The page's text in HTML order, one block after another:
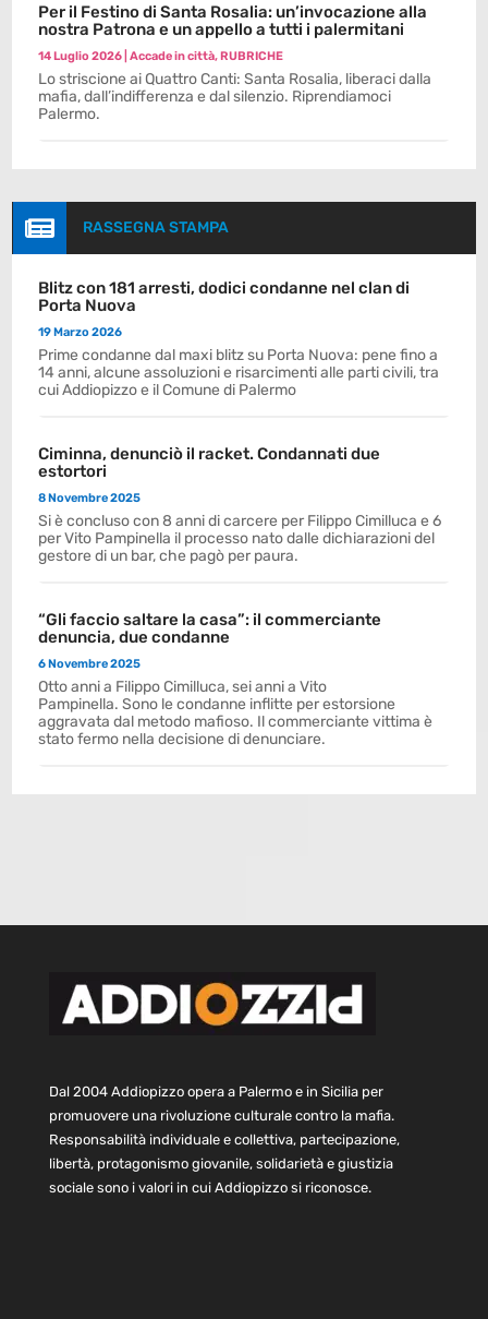
Per il Festino di Santa Rosalia: un’invocazione alla
nostra Patrona e un appello a tutti i palermitani
14 Luglio 2026 |Accade in città,RUBRICHE
Lo striscione ai Quattro Canti: Santa Rosalia, liberaci dalla
mafia, dall’indifferenza e dal silenzio. Riprendiamoci
Palermo.
 RASSEGNA STAMPA
Blitz con 181 arresti, dodici condanne nel clan di
Porta Nuova
19 Marzo 2026
Prime condanne dal maxi blitz su Porta Nuova: pene fino a
14 anni, alcune assoluzioni e risarcimenti alle parti civili, tra
cui Addiopizzo e il Comune di Palermo
Ciminna, denunciò il racket. Condannati due
estortori
8 Novembre 2025
Si è concluso con 8 anni di carcere per Filippo Cimilluca e 6
per Vito Pampinella il processo nato dalle dichiarazioni del
gestore di un bar, che pagò per paura.
“Gli faccio saltare la casa”: il commerciante
denuncia, due condanne
6 Novembre 2025
Otto anni a Filippo Cimilluca, sei anni a Vito
Pampinella. Sono le condanne inflitte per estorsione
aggravata dal metodo mafioso. Il commerciante vittima è
stato fermo nella decisione di denunciare.
Dal 2004 Addiopizzo opera a Palermo e in Sicilia per
promuovere una rivoluzione culturale contro la mafia.
Responsabilità individuale e collettiva, partecipazione,
libertà, protagonismo giovanile, solidarietà e giustizia
sociale sono i valori in cui Addiopizzo si riconosce.